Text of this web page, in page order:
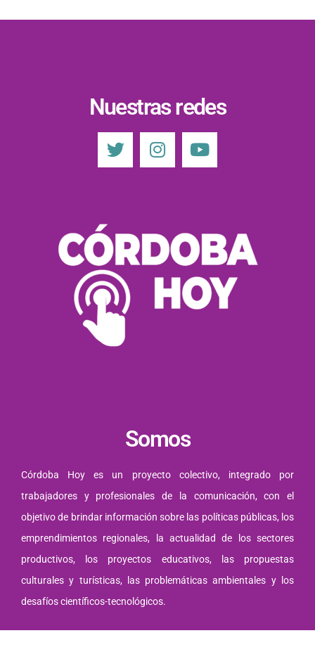
Nuestras redes
Somos
Córdoba Hoy es un proyecto colectivo, integrado por
trabajadores y profesionales de la comunicación, con el
objetivo de brindar información sobre las políticas públicas, los
emprendimientos regionales, la actualidad de los sectores
productivos, los proyectos educativos, las propuestas
culturales y turísticas, las problemáticas ambientales y los
desafíos científicos-tecnológicos.